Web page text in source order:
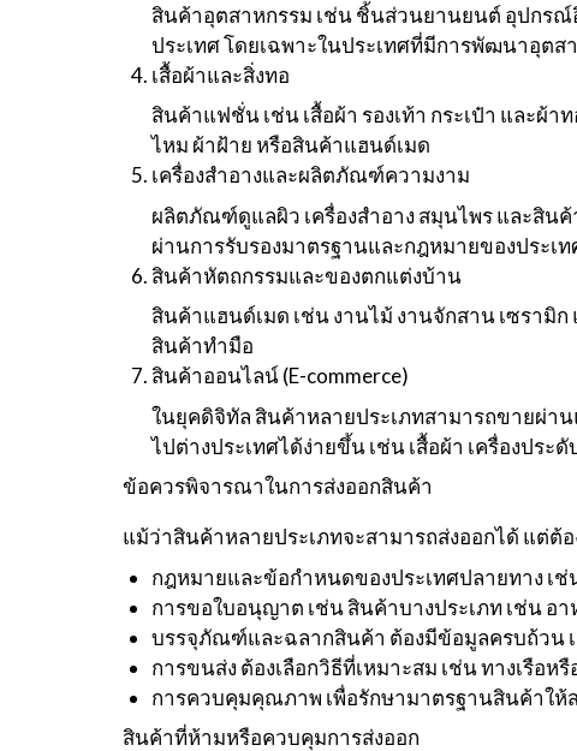
สินค้าอุตสาหกรรม เช่น ชิ้นส่วนยานยนต์ อุปกรณ์
ประเทศ โดยเฉพาะในประเทศที่มีการพัฒนาอุตส
เสื้อผ้าและสิ่งทอ
สินค้าแฟชั่น เช่น เสื้อผ้า รองเท้า กระเป๋า และ
ไหม ผ้าฝ้าย หรือสินค้าแฮนด์เมด
เครื่องสำอางและผลิตภัณฑ์ความงาม
ผลิตภัณฑ์ดูแลผิว เครื่องสำอาง สมุนไพร และสิน
ผ่านการรับรองมาตรฐานและกฎหมายของประเ
สินค้าหัตถกรรมและของตกแต่งบ้าน
สินค้าแฮนด์เมด เช่น งานไม้ งานจักสาน เซรามิ
สินค้าทำมือ
สินค้าออนไลน์ (E-commerce)
ในยุคดิจิทัล สินค้าหลายประเภทสามารถขายผ่าน
ไปต่างประเทศได้ง่ายขึ้น เช่น เสื้อผ้า เครื่องปร
ข้อควรพิจารณาในการส่งออกสินค้า
แม้ว่าสินค้าหลายประเภทจะสามารถส่งออกได้ แต่
กฎหมายและข้อกำหนดของประเทศปลายทาง เ
การขอใบอนุญาต เช่น สินค้าบางประเภท เช่น อ
บรรจุภัณฑ์และฉลากสินค้า ต้องมีข้อมูลครบถ้วน
การขนส่ง ต้องเลือกวิธีที่เหมาะสม เช่น ทางเรือห
การควบคุมคุณภาพ เพื่อรักษามาตรฐานสินค้าให้
สินค้าที่ห้ามหรือควบคุมการส่งออก